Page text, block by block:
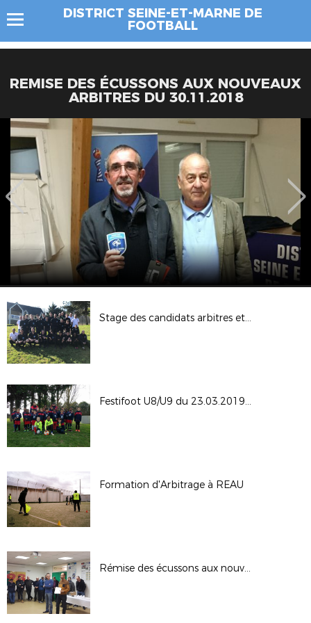
DISTRICT SEINE-ET-MARNE DE
FOOTBALL
REMISE DES ÉCUSSONS AUX NOUVEAUX
ARBITRES DU 30.11.2018
Stage des candidats arbitres et des arbitres Futsal
Festifoot U8/U9 du 23.03.2019 à GUIGNES
Formation d'Arbitrage à REAU
Rémise des écussons aux nouveaux arbitres